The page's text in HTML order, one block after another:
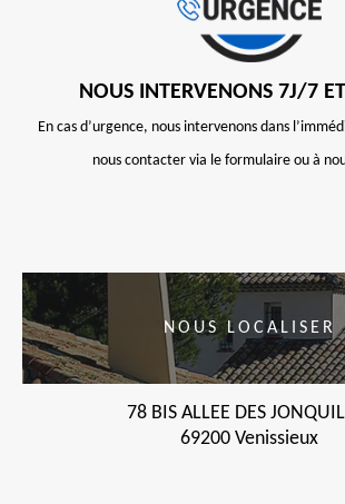
NOUS INTERVENONS 7J/7
En cas d’urgence, nous intervenons dans
nous contacter via le formulaire ou à
NOUS LOCALISER
78 BIS ALLEE DES
69200 Venissieux